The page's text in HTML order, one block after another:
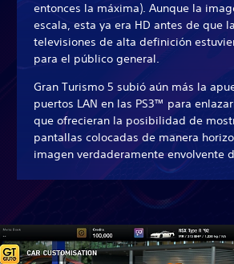
entonces la máxima). Aunque la
escala, esta ya era HD antes de que
televisiones de alta definición
para el público general.
Gran Turismo 5 subió aún más la
puertos LAN en las PS3™ para
que ofrecieran la posibilidad de
pantallas colocadas de manera
imagen verdaderamente envolvente